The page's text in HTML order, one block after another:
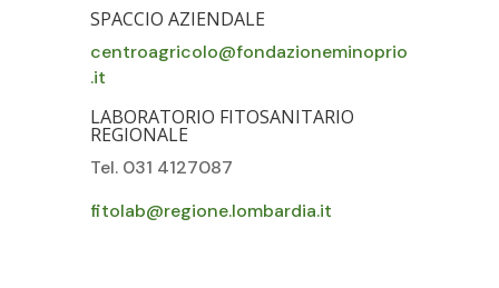
SPACCIO AZIENDALE
centroagricolo@fondazioneminoprio
.it
LABORATORIO FITOSANITARIO
REGIONALE
Tel. 031 4127087
fitolab@regione.lombardia.it